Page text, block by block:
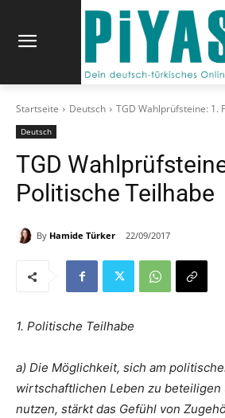
Startseite Deutsch TGD Wahlprüfsteine: 1.
Deutsch
TGD
Politische Teilhabe
By Hamide Türker 22/09/2017
1. Politische Teilhabe
a) Die Möglichkeit, sich am
wirtschaftlichen Leben zu beteiligen
nutzen, stärkt das Gefühl von